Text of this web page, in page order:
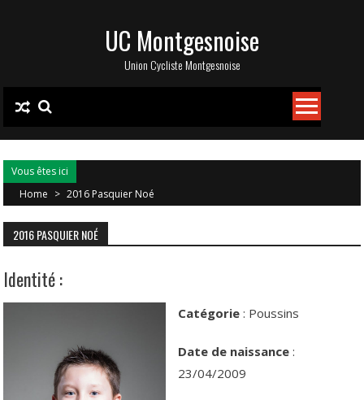
UC Montgesnoise
Union Cycliste Montgesnoise
Vous êtes ici
Home > 2016 Pasquier Noé
2016 PASQUIER NOÉ
Identité :
Catégorie : Poussins
Date de naissance :
23/04/2009